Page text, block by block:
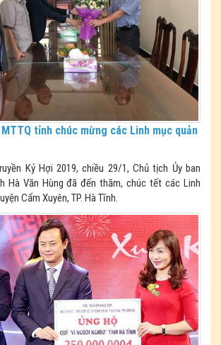
tỉnh chúc mừng các Linh mục quản
Kỷ Hợi 2019, chiều 29/1, Chủ tịch Ủy ban
Hà Văn Hùng đã đến thăm, chúc tết các Linh
Cẩm Xuyên, TP. Hà Tĩnh.